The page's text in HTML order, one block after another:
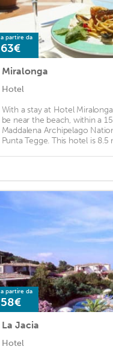
a partire da
63€
Miralonga
Hotel
With a stay at Hotel
be near the beach, within a
Maddalena Archipelago
Punta Tegge. This hotel is 8.5
a partire da
58€
La Jacia
Hotel